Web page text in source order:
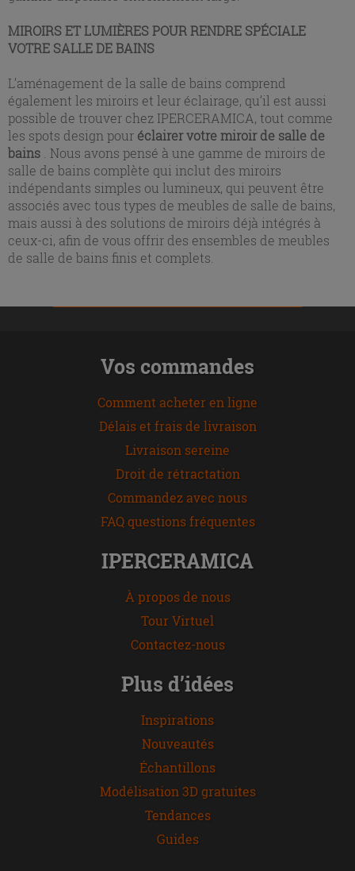
MIROIRS ET LUMIÈRES POUR RENDRE SPÉCIALE
VOTRE SALLE DE BAINS
L’aménagement de la salle de bains comprend
également les miroirs et leur éclairage, qu’il est aussi
possible de trouver chez IPERCERAMICA, tout comme
les spots design pour éclairer votre miroir de salle de
bains . Nous avons pensé à une gamme de miroirs de
salle de bains complète qui inclut des miroirs
indépendants simples ou lumineux, qui peuvent être
associés avec tous types de meubles de salle de bains,
mais aussi à des solutions de miroirs déjà intégrés à
ceux-ci, afin de vous offrir des ensembles de meubles
de salle de bains finis et complets.
Vos commandes
Comment acheter en ligne
Délais et frais de livraison
Livraison sereine
Droit de rétractation
Commandez avec nous
FAQ questions fréquentes
IPERCERAMICA
À propos de nous
Tour Virtuel
Contactez-nous
Plus d’idées
Inspirations
Nouveautés
Échantillons
Modélisation 3D gratuites
Tendances
Guides